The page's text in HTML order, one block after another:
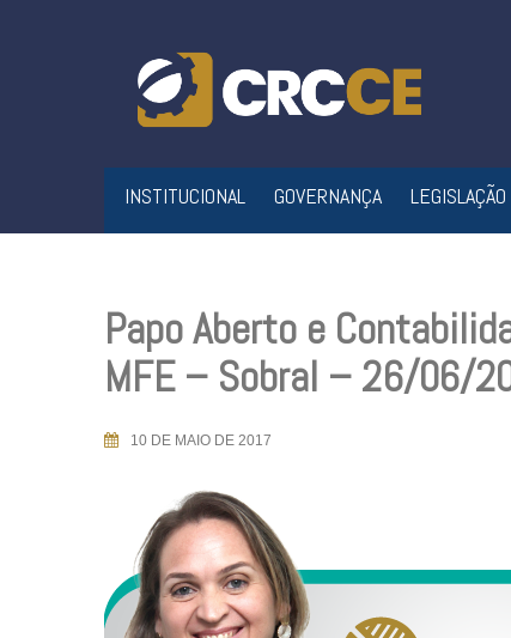
INSTITUCIONAL GOVERNANÇA LEGISLAÇÃO
Papo Aberto e
MFE – Sobral – 26/06/
10 DE MAIO DE 2017